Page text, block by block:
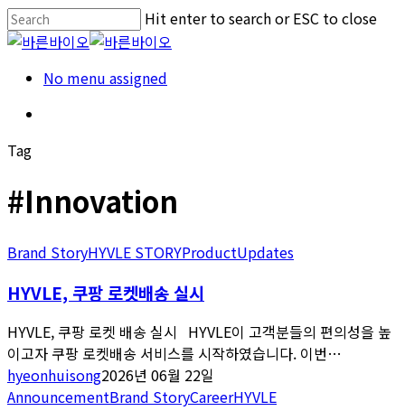
Skip
to
content
Hit enter to search or ESC to close
Close
Menu No menu assigned
Tag
#Innovation
Brand StoryHYVLE STORYProductUpdates
HYVLE, 쿠팡 로켓배송 실시
HYVLE, 쿠팡 로켓 배송 실시 HYVLE이 고객분들의 편의성을 높
이고자 쿠팡 로켓배송 서비스를 시작하였습니다. 이번…
hyeonhuisong2026년 06월 22일
AnnouncementBrand StoryCareerHYVLE